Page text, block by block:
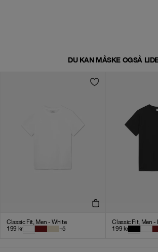
DU KAN MÅSKE OGSÅ
Classic Fit, Men - White
199 kr +5
Classic Fit, Men -
199 kr